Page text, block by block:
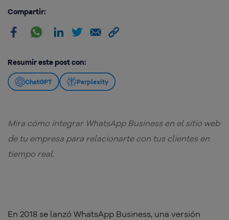
Compartir:
Resumir este post con:
ChatGPT Perplexity
Mira cómo integrar WhatsApp Business en el sitio web
de tu empresa para relacionarte con tus clientes en
tiempo real.
En 2018 se lanzó WhatsApp Business, una versión